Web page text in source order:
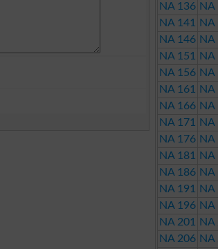
NA 136 NA
NA 141
NA
NA 146 NA
NA 151
NA
NA 156 NA
NA 161
NA
NA 166 NA
NA 171
NA
NA 176 NA
NA 181
NA
NA 186 NA
NA 191
NA
NA 196 NA
NA 201
NA
NA 206 NA